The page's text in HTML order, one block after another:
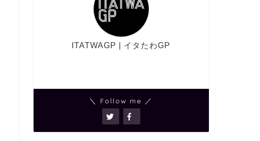
ITATWAGP | イタたわGP
＼ Follow me ／